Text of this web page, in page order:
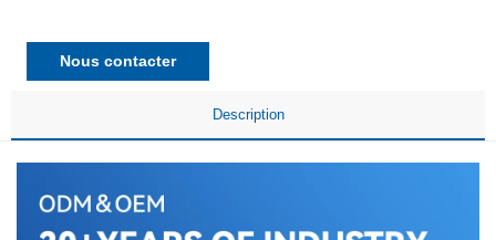
Nous contacter
Description